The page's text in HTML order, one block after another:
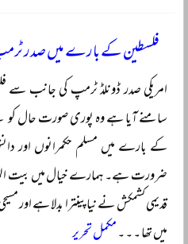
فلسطین کے بارے میں صدر
امریکی صدر ڈونلڈ ٹرمپ کی جانب سے
سامنے آیا ہے وہ پوری صورت حال کو
کے بارے میں مسلم حکمرانوں اور
ضرورت ہے۔ ہمارے خیال میں بیت
قدیمی کشمکش نے نیا پینترا بدلا ہے
میں تھا ۔ ۔ ۔ مکمل تحریر